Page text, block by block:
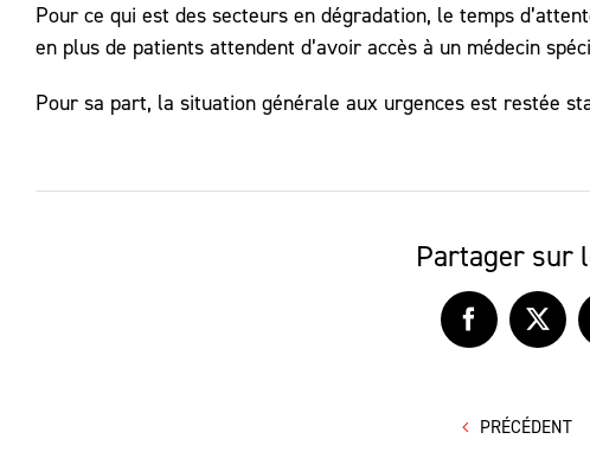
Pour ce qui est des secteurs en dégradation, le temps
en plus de patients attendent d’avoir accès à un médecin
Pour sa part, la situation générale aux urgences est restée
Partager sur
Facebook
X
PRÉCÉDENT